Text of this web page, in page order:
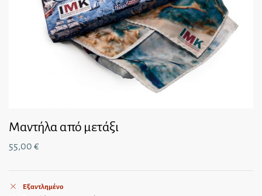
Μαντήλα από μετάξι
55,00 €
Εξαντλημένο